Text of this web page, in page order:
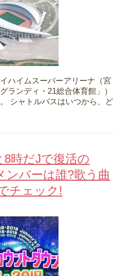
ハイムスーパーアリーナ（宮
ランディ・21総合体育館」）
シャトルバスはいつから、ど
8時だJで復活の
ンバーは誰?歌う曲
チェック!